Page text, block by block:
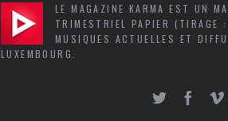
LE MAGAZINE KARMA EST UN
TRIMESTRIEL PAPIER (TIRAGE
MUSIQUES ACTUELLES ET
LUXEMBOURG.